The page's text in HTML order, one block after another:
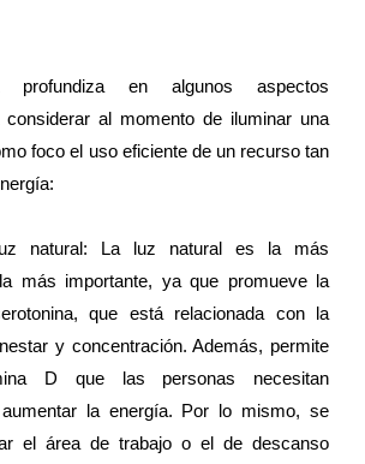
profundiza en algunos aspectos
considerar al momento de iluminar una
foco el uso eficiente de un recurso tan
natural: La luz natural es la más
más importante, ya que promueve la
que está relacionada con la
y concentración. Además, permite
D que las personas necesitan
la energía. Por lo mismo, se
el área de trabajo o el de descanso